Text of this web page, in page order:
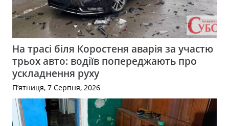
На трасі біля Коростеня аварія за участю
трьох авто: водіїв попереджають про
ускладнення руху
П’ятниця, 7 Серпня, 2026